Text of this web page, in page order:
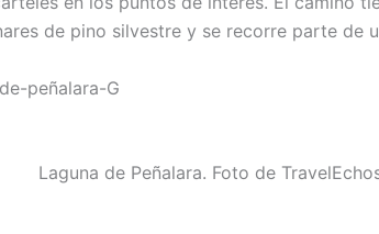
de pino silvestre y se recorre parte de
Laguna de Peñalara. Foto de